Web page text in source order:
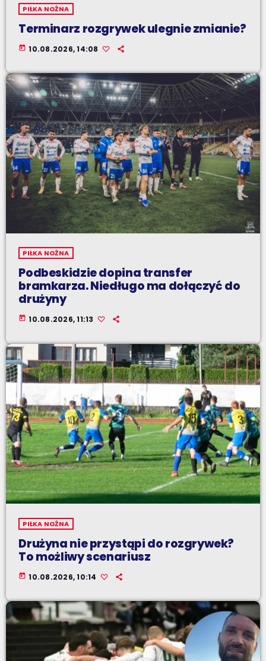
PIŁKA NOŻNA
Terminarz rozgrywek ulegnie zmianie?
today 10.08.2026, 14:08
PIŁKA NOŻNA
Podbeskidzie dopina transfer
bramkarza. Niedługo ma dołączyć do
drużyny
today 10.08.2026, 11:13
PIŁKA NOŻNA
Drużyna nie przystąpi do rozgrywek?
To możliwy scenariusz
today 10.08.2026, 10:14